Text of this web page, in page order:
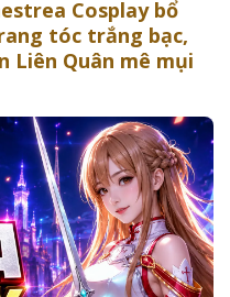
Cosplay bổ
tóc trắng bạc,
Liên Quân mê mụi